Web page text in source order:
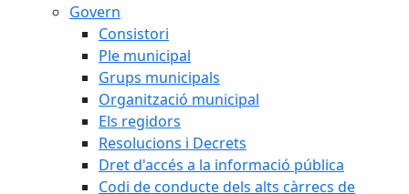
Govern
Consistori
Ple municipal
Grups municipals
Organització municipal
Els regidors
Resolucions i Decrets
Dret d'accés a la informació pública
Codi de conducte dels alts càrrecs de